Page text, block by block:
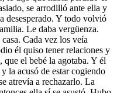
se arrodilló ante ella y
desesperado. Y todo volvió
Le daba vergüenza.
Cada vez los veía
él quiso tener relaciones y
que el bebé la agotaba. Y él
la acusó de estar cogiendo
atrevía a rechazarlo. La